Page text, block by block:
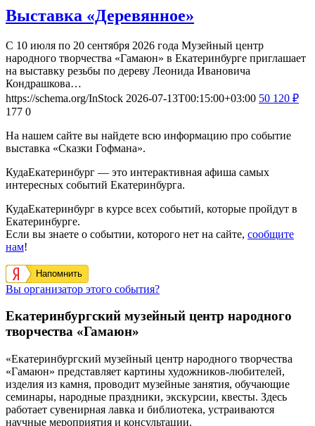
Выставка «Деревянное»
С 10 июля по 20 сентября 2026 года Музейный центр
народного творчества «Гамаюн» в Екатеринбурге приглашает
на выставку резьбы по дереву Леонида Ивановича
Кондрашкова…
https://schema.org/InStock 2026-07-13T00:15:00+03:00 50 120 ₽
177 0
На нашем сайте вы найдете всю информацию про событие
выставка «Сказки Гофмана».
КудаЕкатеринбург — это интерактивная афиша самых
интересных событий Екатеринбурга.
КудаЕкатеринбург в курсе всех событий, которые пройдут в
Екатеринбурге.
Если вы знаете о событии, которого нет на сайте, сообщите
нам!
Напомнить
Вы организатор этого события?
Екатеринбургский музейный центр народного
творчества «Гамаюн»
«Екатеринбургский музейный центр народного творчества
«Гамаюн» представляет картины художников-любителей,
изделия из камня, проводит музейные занятия, обучающие
семинары, народные праздники, экскурсии, квесты. Здесь
работает сувенирная лавка и библиотека, устраиваются
научные мероприятия и консультации.